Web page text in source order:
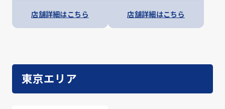
店舗詳細はこちら 店舗詳細はこちら
東京エリア